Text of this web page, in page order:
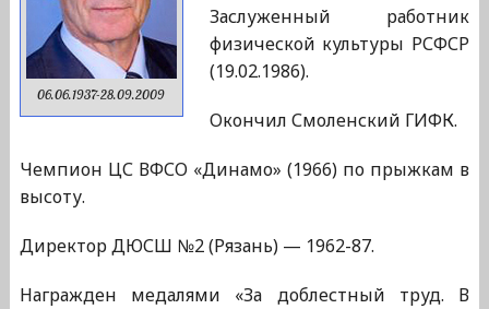
06.06.1937-28.09.2009
Заслуженный работник
физической культуры РСФСР
(19.02.1986).
Окончил Смоленский ГИФК.
Чемпион ЦС ВФСО «Динамо» (1966) по прыжкам в
высоту.
Директор ДЮСШ №2 (Рязань) — 1962-87.
Награжден медалями «За доблестный труд. В